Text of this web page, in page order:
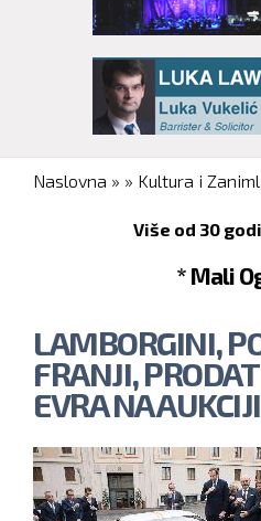
You are here
Naslovna » » Kultura i
Više od 30
* Mali
LAMBORGINI,
FRANJI,
EVRA NA AUKCIJI